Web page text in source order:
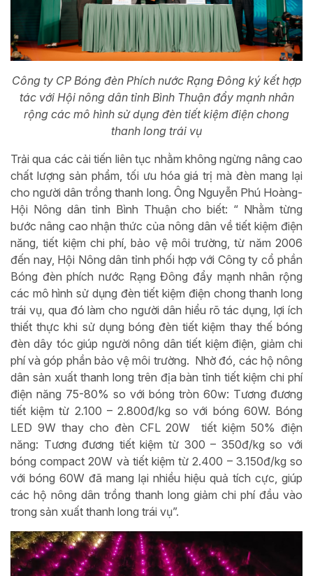
Công ty CP Bóng đèn Phích nước Rạng Đông ký kết hợp
tác với Hội nông dân tỉnh Bình Thuận đẩy mạnh nhân
rộng các mô hình sử dụng đèn tiết kiệm điện chong
thanh long trái vụ
Trải qua các cải tiến liên tục nhằm không ngừng nâng cao
chất lượng sản phẩm, tối ưu hóa giá trị mà đèn mang lại
cho người dân trồng thanh long. Ông Nguyễn Phú Hoàng-
Hội Nông dân tỉnh Bình Thuận cho biết: “ Nhằm từng
bước nâng cao nhận thức của nông dân về tiết kiệm điện
năng, tiết kiệm chi phí, bảo vệ môi trường, từ năm 2006
đến nay, Hội Nông dân tỉnh phối hợp với Công ty cổ phần
Bóng đèn phích nước Rạng Đông đẩy mạnh nhân rộng
các mô hình sử dụng đèn tiết kiệm điện chong thanh long
trái vụ, qua đó làm cho người dân hiểu rõ tác dụng, lợi ích
thiết thực khi sử dụng bóng đèn tiết kiệm thay thế bóng
đèn dây tóc giúp người nông dân tiết kiệm điện, giảm chi
phí và góp phần bảo vệ môi trường. Nhờ đó, các hộ nông
dân sản xuất thanh long trên địa bàn tỉnh tiết kiệm chi phí
điện năng 75-80% so với bóng tròn 60w: Tương đương
tiết kiệm từ 2.100 – 2.800đ/kg so với bóng 60W. Bóng
LED 9W thay cho đèn CFL 20W tiết kiệm 50% điện
năng: Tương đương tiết kiệm từ 300 – 350đ/kg so với
bóng compact 20W và tiết kiệm từ 2.400 – 3.150đ/kg so
với bóng 60W đã mang lại nhiều hiệu quả tích cực, giúp
các hộ nông dân trồng thanh long giảm chi phí đầu vào
trong sản xuất thanh long trái vụ”.